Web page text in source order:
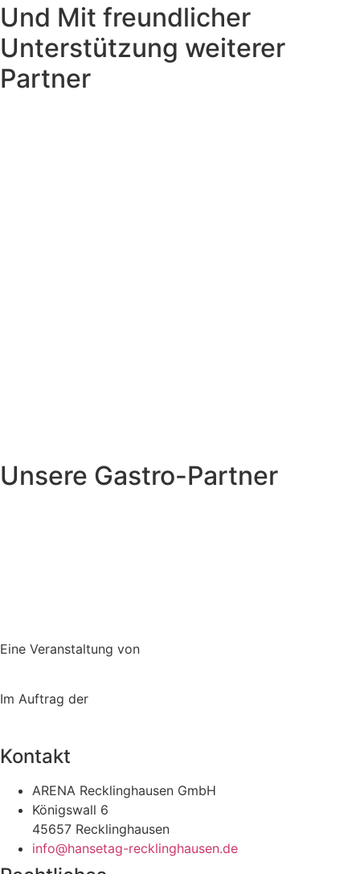
Und Mit freundlicher
Unterstützung weiterer
Partner
Unsere Gastro-Partner
Eine Veranstaltung von
Im Auftrag der
Kontakt
ARENA Recklinghausen GmbH
Königswall 6
45657 Recklinghausen
info@hansetag-recklinghausen.de